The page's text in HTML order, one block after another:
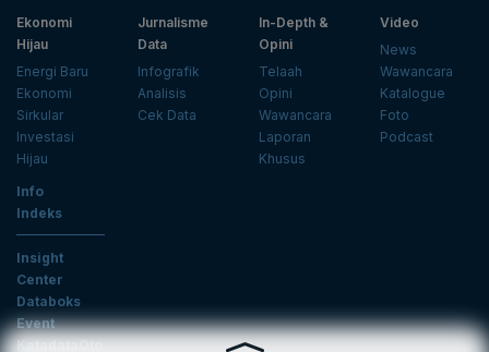
Ekonomi
Hijau
Energi Baru
Ekonomi
Sirkular
Investasi
Hijau
Jurnalisme
Data
Infografik
Analisis
Cek Data
In-Depth &
Opini
Telaah
Opini
Wawancara
Laporan
Khusus
Video
News
Wawancara
Katalogue
Foto
Podcast
Info
Indeks
Insight
Center
Databoks
Event
KatadataOto